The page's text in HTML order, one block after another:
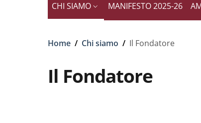
CHI SIAMO MANIFESTO 2025-26
Briciole di pane
Home / Chi siamo / Il Fondatore
Il Fondatore